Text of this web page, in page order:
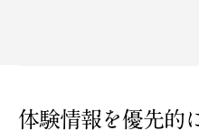
体験情報を優先的